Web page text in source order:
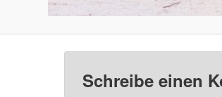
Schreibe einen